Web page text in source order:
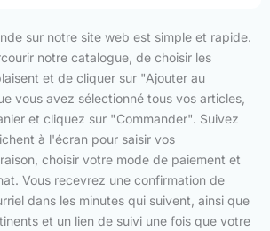
sur notre site web est simple et rapide.
notre catalogue, de choisir les
et de cliquer sur "Ajouter au
vous avez sélectionné tous vos articles,
et cliquez sur "Commander". Suivez
à l'écran pour saisir vos
choisir votre mode de paiement et
Vous recevrez une confirmation de
dans les minutes qui suivent, ainsi que
et un lien de suivi une fois que votre